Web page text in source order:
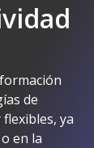
de
ya
en la
tiene